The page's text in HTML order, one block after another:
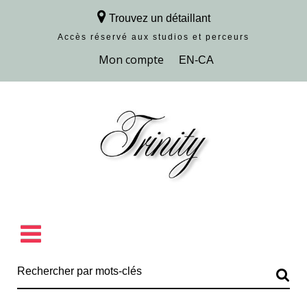
Trouvez un détaillant
Accès réservé aux studios et perceurs
Découvrir la collection